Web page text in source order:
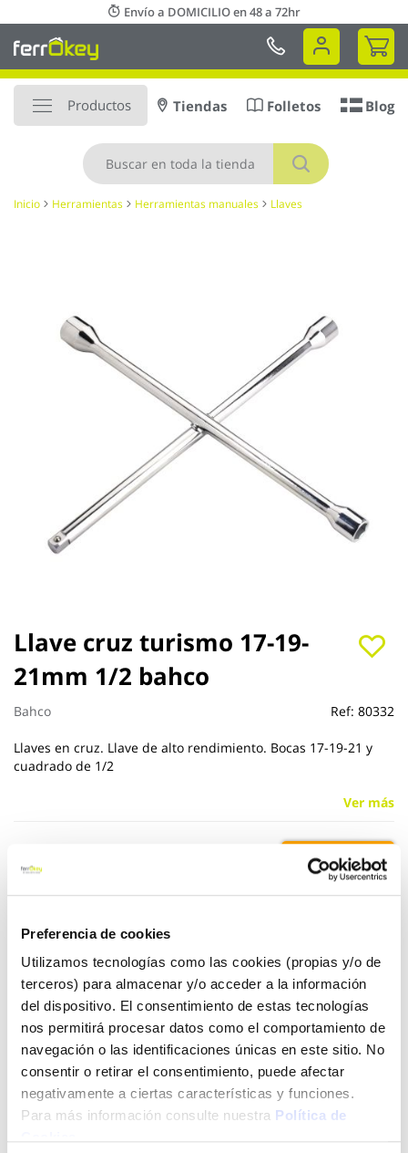
Preferencia de cookies
Utilizamos tecnologías como las cookies (propias y/o de
terceros) para almacenar y/o acceder a la información
del dispositivo. El consentimiento de estas tecnologías
nos permitirá procesar datos como el comportamiento de
navegación o las identificaciones únicas en este sitio. No
consentir o retirar el consentimiento, puede afectar
negativamente a ciertas características y funciones.
Para más información consulte nuestra Política de
al
contenido
Envío a DOMICILIO en 48 a 72hr
Mi
Productos
Buscar
Tiendas Folletos Blog
Inicio Herramientas Herramientas manuales Llaves
Llave cruz turismo 17-19-
21mm 1/2 bahco
Bahco Ref: 80332
Llaves en cruz. Llave de alto rendimiento. Bocas 17-19-21 y
cuadrado de 1/2
Ver más
28,25 €
Click&Collect - Recogida gratis
en nuestras tiendas
Envío a domicilio:
5 días hábiles
+ INFO
Saltar
al
comienzo
de
la
de
imágenes